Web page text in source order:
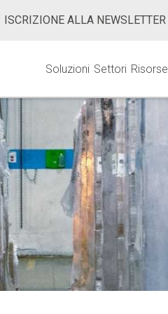
ISCRIZIONE ALLA NEWSLETTER
Soluzioni Settori Risorse